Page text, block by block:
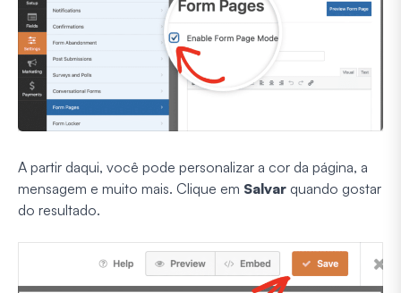
A partir daqui, você pode personalizar a cor da página, a
mensagem e muito mais. Clique em Salvar quando gostar
do resultado.